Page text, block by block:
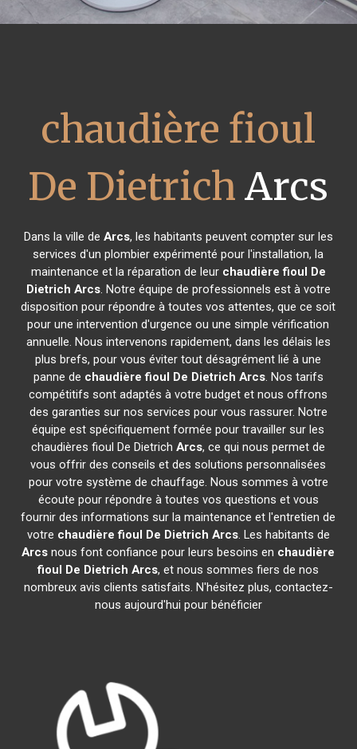
chaudière fioul
De Dietrich Arcs
Dans la ville de Arcs, les habitants peuvent compter sur les
services d'un plombier expérimenté pour l'installation, la
maintenance et la réparation de leur chaudière fioul De
Dietrich Arcs. Notre équipe de professionnels est à votre
disposition pour répondre à toutes vos attentes, que ce soit
pour une intervention d'urgence ou une simple vérification
annuelle. Nous intervenons rapidement, dans les délais les
plus brefs, pour vous éviter tout désagrément lié à une
panne de chaudière fioul De Dietrich Arcs. Nos tarifs
compétitifs sont adaptés à votre budget et nous offrons
des garanties sur nos services pour vous rassurer. Notre
équipe est spécifiquement formée pour travailler sur les
chaudières fioul De DietrichArcs, ce qui nous permet de
vous offrir des conseils et des solutions personnalisées
pour votre système de chauffage. Nous sommes à votre
écoute pour répondre à toutes vos questions et vous
fournir des informations sur la maintenance et l'entretien de
votre chaudière fioul De Dietrich Arcs. Les habitants de
Arcs nous font confiance pour leurs besoins en chaudière
fioul De Dietrich Arcs, et nous sommes fiers de nos
nombreux avis clients satisfaits. N'hésitez plus, contactez-
nous aujourd'hui pour bénéficier